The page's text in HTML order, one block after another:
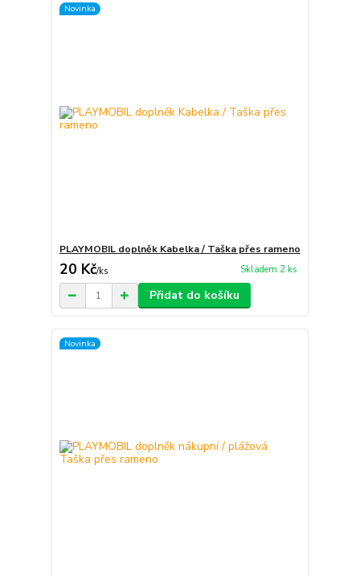
Novinka
PLAYMOBIL doplněk Kabelka / Taška přes rameno
20 Kč/ks Skladem 2 ks
Přidat do košíku
Novinka